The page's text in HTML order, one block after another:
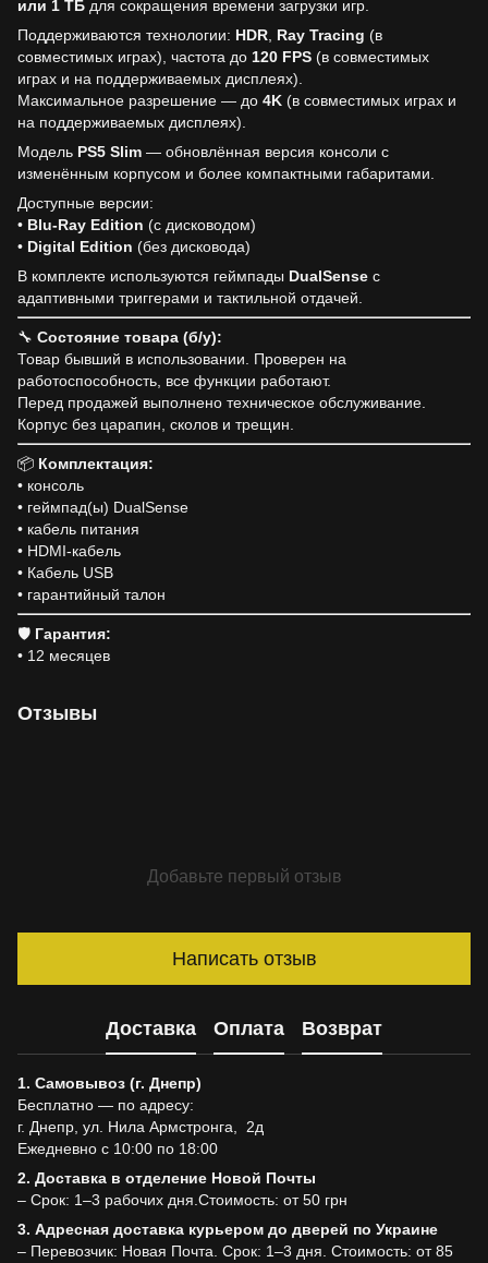
или 1 ТБ для сокращения времени загрузки игр.
Поддерживаются технологии: HDR Ray Tracing (в
совместимых играх), частота до 120 FPS (в совместимых
играх и на поддерживаемых дисплеях).
Максимальное разрешение — до 4K (в совместимых играх и
на поддерживаемых дисплеях).
Модель PS5 Slim — обновлённая версия консоли с
изменённым корпусом и более компактными габаритами.
Доступные версии:
• Blu-Ray Edition (с дисководом)
• Digital Edition (без дисковода)
В комплекте используются геймпады DualSense с
адаптивными триггерами и тактильной отдачей.
🔧 Состояние товара (б/у):
Товар бывший в использовании. Проверен на
работоспособность, все функции работают.
Перед продажей выполнено техническое обслуживание.
Корпус без царапин, сколов и трещин.
📦 Комплектация:
• консоль
• геймпад(ы) DualSense
• кабель питания
• HDMI-кабель
• Кабель USB
• гарантийный талон
🛡 Гарантия:
• 12 месяцев
Отзывы
Добавьте первый отзыв
Написать отзыв
Доставка Оплата Возврат
1. Самовывоз (г. Днепр)
Бесплатно — по адресу:
г. Днепр, ул. Нила Армстронга, 2д
Ежедневно с 10:00 по 18:00
2. Доставка в отделение Новой Почты
– Срок: 1–3 рабочих дня.Стоимость: от 50 грн
3. Адресная доставка курьером до дверей по Украине
– Перевозчик: Новая Почта. Срок: 1–3 дня. Стоимость: от 85